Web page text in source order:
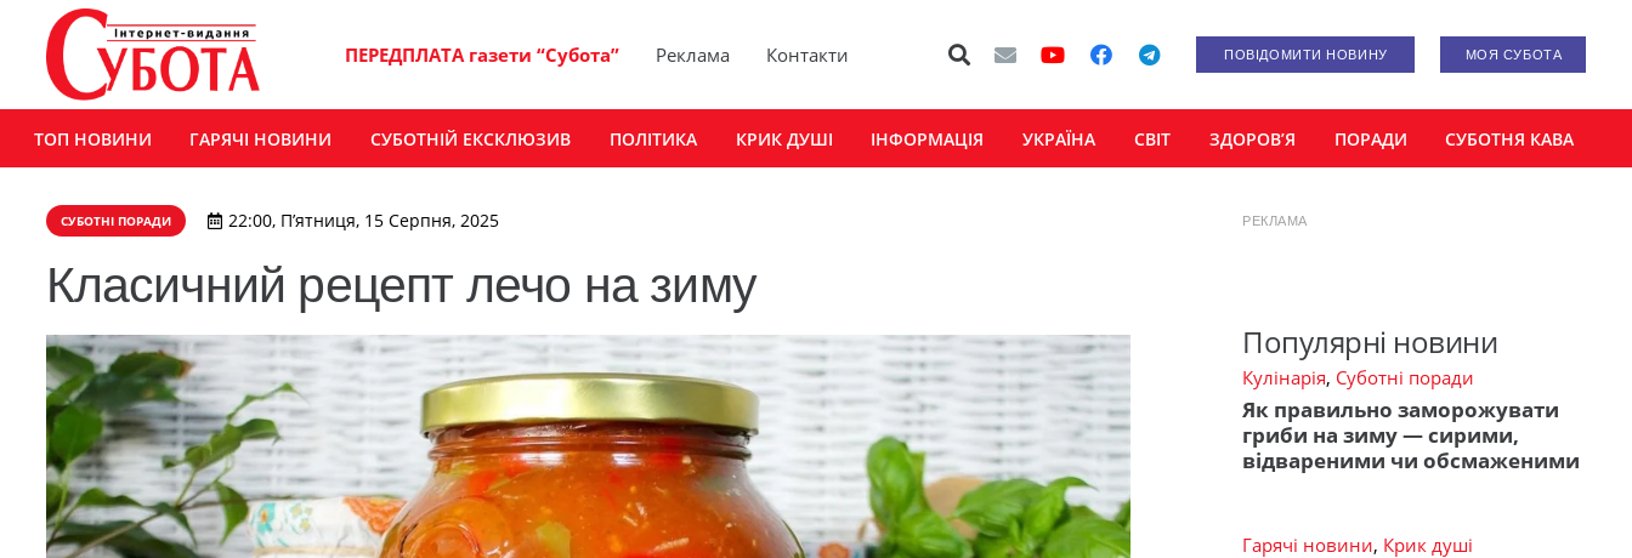
ПЕРЕДПЛАТА газети “Субота” Реклама Контакти ПОВІДОМИТИ НОВИНУ МОЯ СУБОТА
ТОП НОВИНИ ГАРЯЧІ НОВИНИ СУБОТНІЙ ЕКСКЛЮЗИВ ПОЛІТИКА КРИК ДУШІ ІНФОРМАЦІЯ УКРАЇНА СВІТ ЗДОРОВ’Я ПОРАДИ СУБОТНЯ КАВА
СУБОТНІ ПОРАДИ 22:00, П’ятниця, 15 Серпня, 2025
Класичний рецепт лечо на зиму
РЕКЛАМА
Популярні новини
Кулінарія, Суботні поради
Як правильно заморожувати
гриби на зиму — сирими,
відвареними чи обсмаженими
Гарячі новини, Крик душі